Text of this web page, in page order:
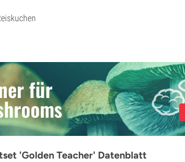
für
'Golden Teacher' Datenblatt